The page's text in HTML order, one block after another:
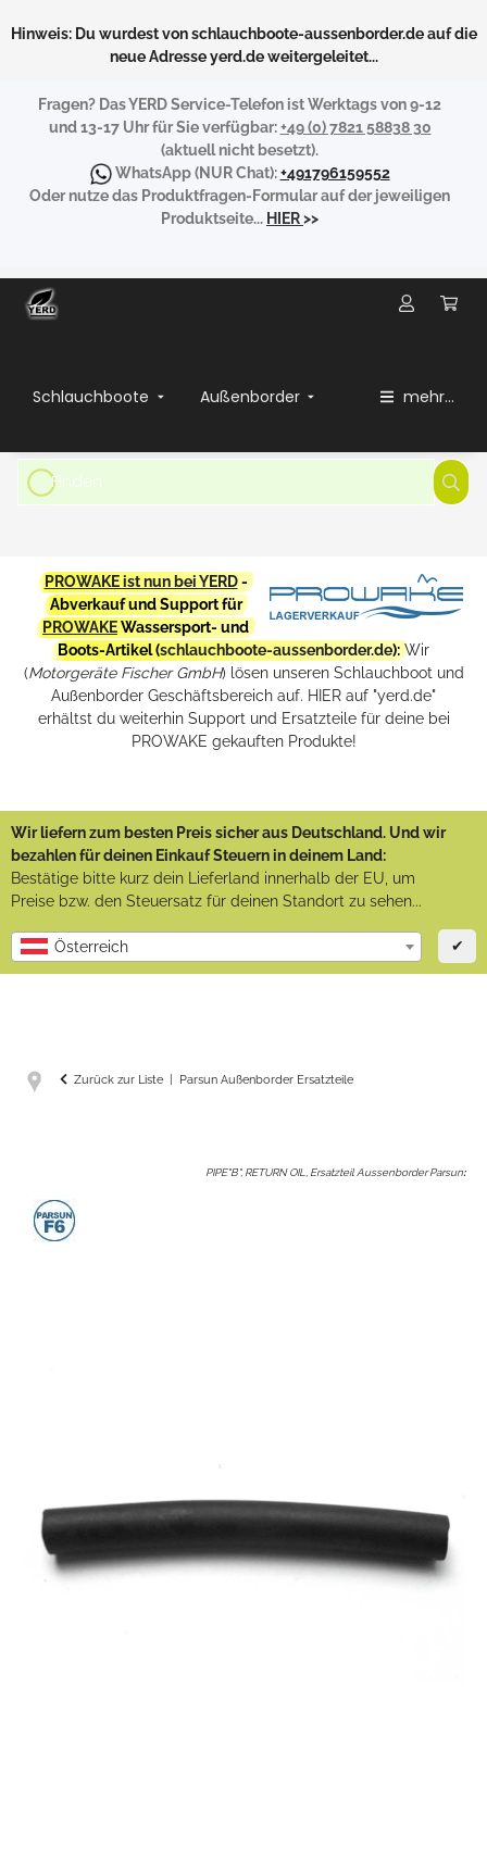
Hinweis: Du wurdest von schlauchboote-aussenborder.de auf die
neue Adresse yerd.de weitergeleitet...
Fragen? Das YERD Service-Telefon ist Werktags von 9-12
und 13-17 Uhr für Sie verfügbar:+49 (0) 7821 58838 30
(aktuell nicht besetzt).
WhatsApp(NUR Chat):+491796159552
Oder nutze das Produktfragen-Formular auf der jeweiligen
Produktseite... HIER>>
Schlauchboote Außenborder mehr...
PROWAKE ist nun bei YERD-
Abverkauf und Support für
PROWAKEWassersport- und
Boots-Artikel (schlauchboote-aussenborder.de): Wir
(Motorgeräte Fischer GmbH) lösen unseren Schlauchboot und
Außenborder Geschäftsbereich auf. HIER auf "yerd.de"
erhältst du weiterhin Support und Ersatzteile für deine bei
PROWAKE gekauften Produkte!
Wir liefern zum besten Preis sicher aus Deutschland. Und wir
bezahlen für deinen Einkauf Steuern in deinem Land:
Bestätige bitte kurz dein Lieferland innerhalb der EU, um
Preise bzw. den Steuersatz für deinen Standort zu sehen...
Österreich ✔
Zurück zur Liste Parsun Außenborder Ersatzteile
PIPE"B", RETURN OIL, Ersatzteil Aussenborder Parsun: